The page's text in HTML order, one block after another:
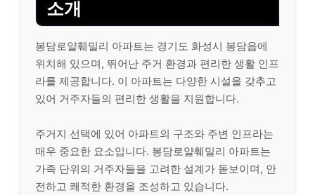
소개
봉담로얄훼밀리 아파트는 경기도 화성시 봉담읍에
위치해 있으며, 뛰어난 주거 환경과 편리한 생활 인프
라를 제공합니다. 이 아파트는 다양한 시설을 갖추고
있어 거주자들의 편리한 생활을 지원합니다.
주거지 선택에 있어 아파트의 구조와 주변 인프라는
매우 중요한 요소입니다. 봉담로얄훼밀리 아파트는
가족 단위의 거주자들을 고려한 설계가 돋보이며, 안
전하고 쾌적한 환경을 조성하고 있습니다.